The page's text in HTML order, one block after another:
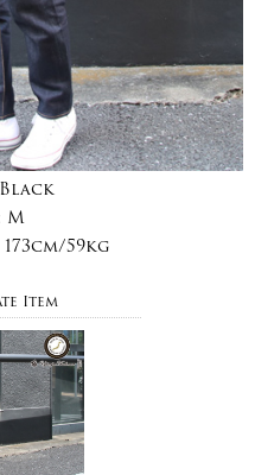
Black
M
173cm/59kg
Item